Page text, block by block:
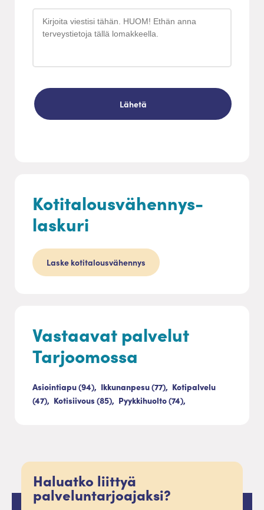
Vastaavat palvelut
Tarjoomossa
Asiointiapu (94), Ikkunanpesu (77), Kotipalvelu
(47), Kotisiivous (85), Pyykkihuolto (74),
Kotitalousvähennys-
laskuri
Laske kotitalousvähennys
Haluatko liittyä
palveluntarjoajaksi?